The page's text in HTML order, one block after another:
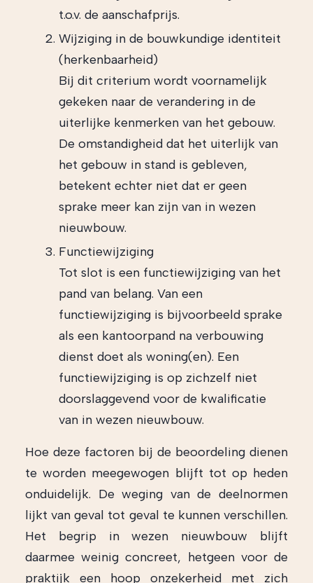
t.o.v. de aanschafprijs.
Wijziging in de bouwkundige identiteit
(herkenbaarheid)
Bij dit criterium wordt voornamelijk
gekeken naar de verandering in de
uiterlijke kenmerken van het gebouw.
De omstandigheid dat het uiterlijk van
het gebouw in stand is gebleven,
betekent echter niet dat er geen
sprake meer kan zijn van in wezen
nieuwbouw.
Functiewijziging
Tot slot is een functiewijziging van het
pand van belang. Van een
functiewijziging is bijvoorbeeld sprake
als een kantoorpand na verbouwing
dienst doet als woning(en). Een
functiewijziging is op zichzelf niet
doorslaggevend voor de kwalificatie
van in wezen nieuwbouw.
Hoe deze factoren bij de beoordeling dienen
te worden meegewogen blijft tot op heden
onduidelijk. De weging van de deelnormen
lijkt van geval tot geval te kunnen verschillen.
Het begrip in wezen nieuwbouw blijft
daarmee weinig concreet, hetgeen voor de
praktijk een hoop onzekerheid met zich